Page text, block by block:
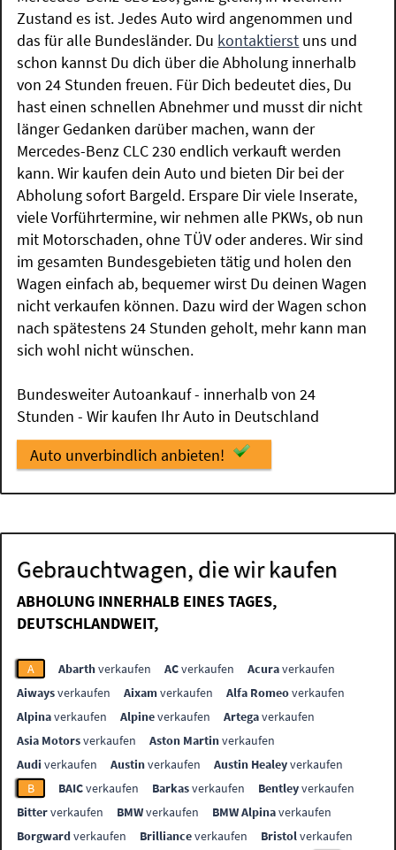
Zustand es ist. Jedes Auto wird angenommen und
das für alle Bundesländer. Du kontaktierst uns und
schon kannst Du dich über die Abholung innerhalb
von 24 Stunden freuen. Für Dich bedeutet dies, Du
hast einen schnellen Abnehmer und musst dir nicht
länger Gedanken darüber machen, wann der
Mercedes-Benz CLC 230 endlich verkauft werden
kann. Wir kaufen dein Auto und bieten Dir bei der
Abholung sofort Bargeld. Erspare Dir viele Inserate,
viele Vorführtermine, wir nehmen alle PKWs, ob nun
mit Motorschaden, ohne TÜV oder anderes. Wir sind
im gesamten Bundesgebieten tätig und holen den
Wagen einfach ab, bequemer wirst Du deinen Wagen
nicht verkaufen können. Dazu wird der Wagen schon
nach spätestens 24 Stunden geholt, mehr kann man
sich wohl nicht wünschen.
Bundesweiter Autoankauf - innerhalb von 24
Stunden - Wir kaufen Ihr Auto in Deutschland
Auto unverbindlich anbieten!
Gebrauchtwagen, die wir kaufen
ABHOLUNG INNERHALB EINES TAGES,
DEUTSCHLANDWEIT,
A Abarthverkaufen ACverkaufen Acuraverkaufen
Aiwaysverkaufen Aixamverkaufen Alfa Romeoverkaufen
Alpinaverkaufen Alpineverkaufen Artegaverkaufen
Asia Motorsverkaufen Aston Martinverkaufen
Audi verkaufen Austinverkaufen Austin Healeyverkaufen
B
BAICverkaufen Barkasverkaufen Bentleyverkaufen
Bitterverkaufen BMWverkaufen BMW Alpinaverkaufen
Borgwardverkaufen Brillianceverkaufen Bristolverkaufen